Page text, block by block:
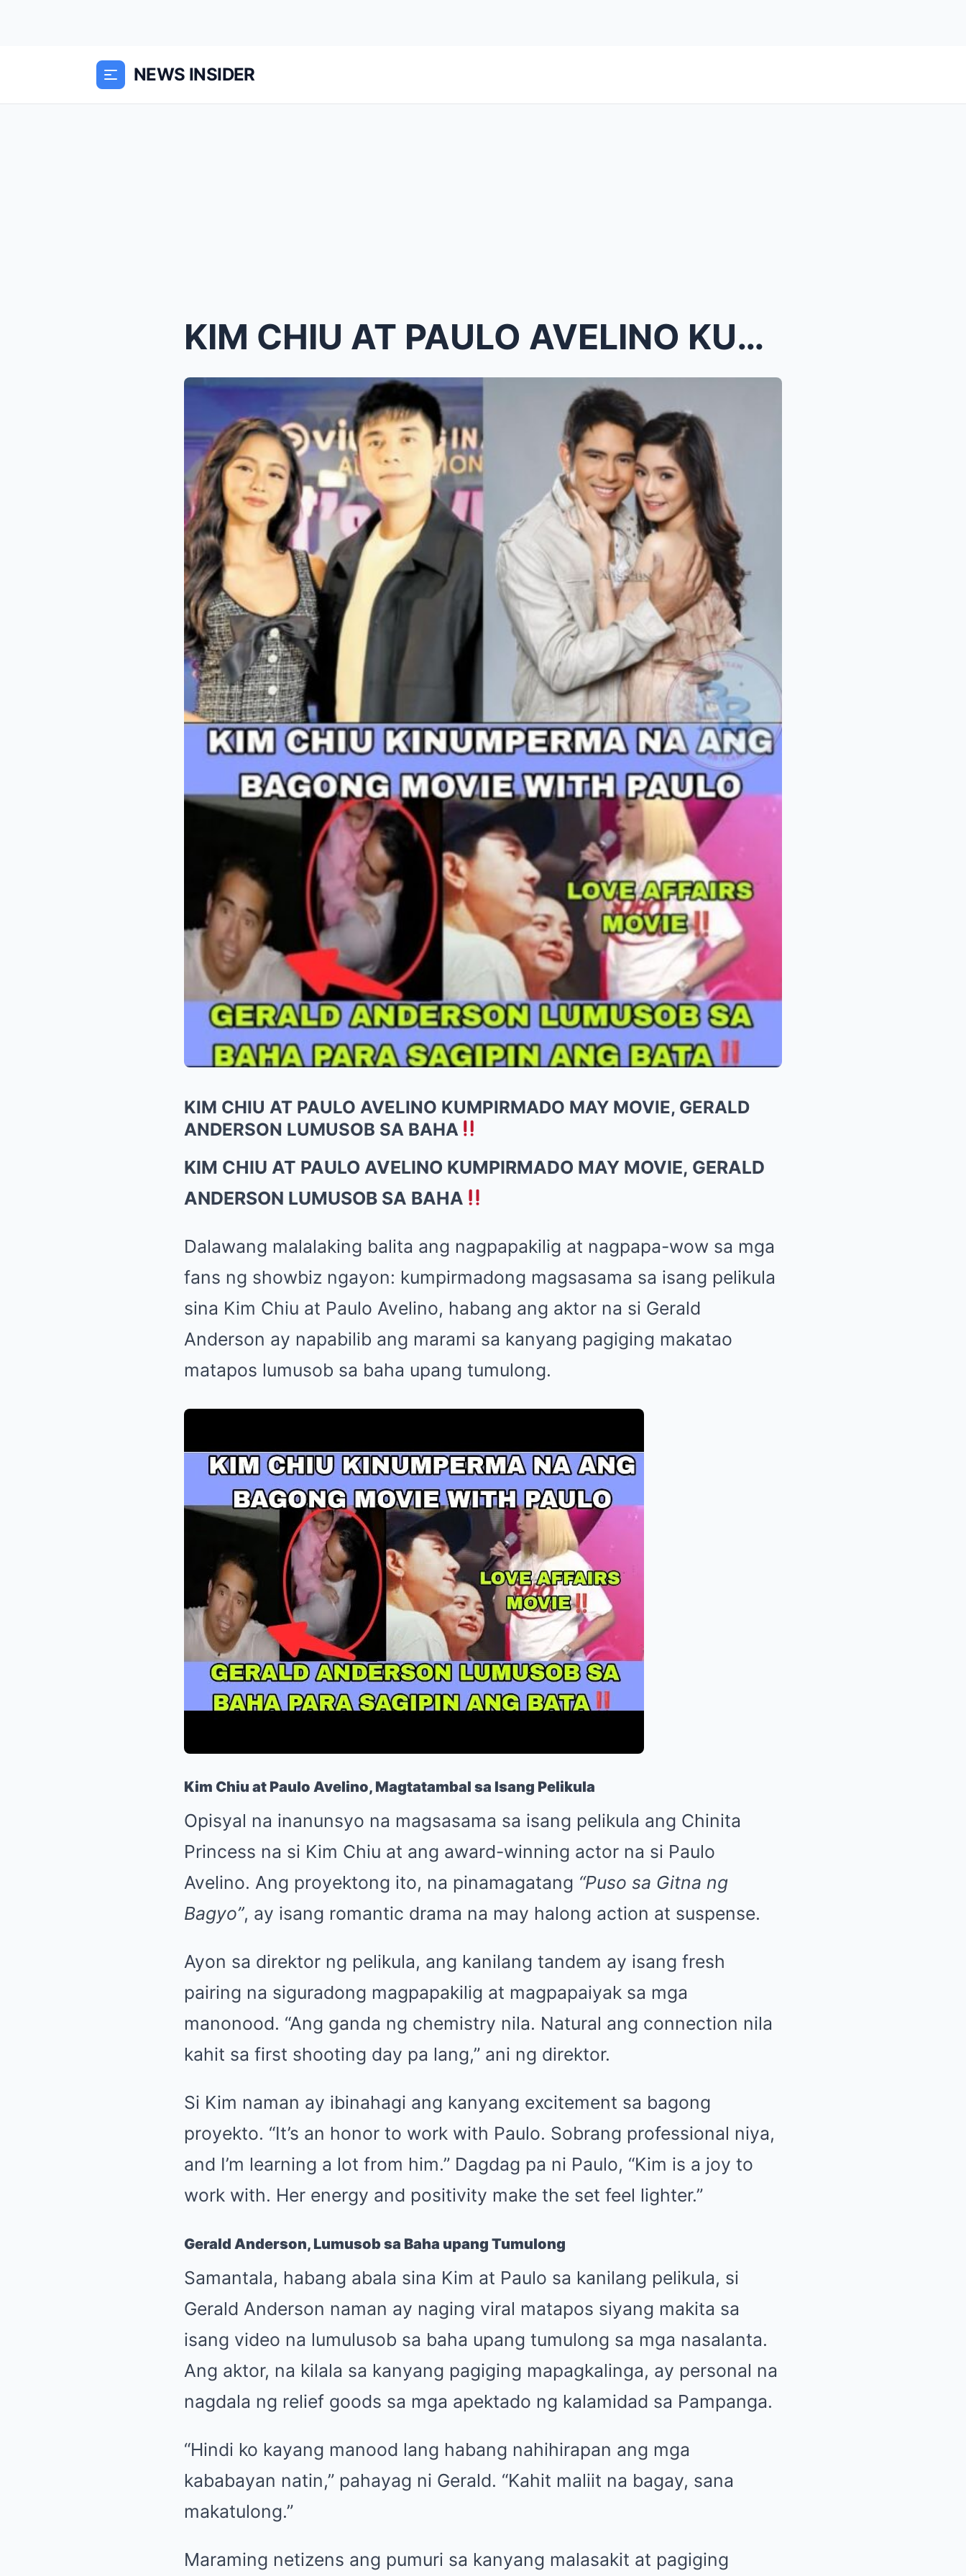
NEWS INSIDER
KIM CHIU AT PAULO AVELINO KUMPIRMADO MAY MOVIE, GE...
KIM CHIU AT PAULO AVELINO KUMPIRMADO MAY MOVIE, GERALD
ANDERSON LUMUSOB SA BAHA
KIM CHIU AT PAULO AVELINO KUMPIRMADO MAY MOVIE, GERALD
ANDERSON LUMUSOB SA BAHA
Dalawang malalaking balita ang nagpapakilig at nagpapa-wow sa mga
fans ng showbiz ngayon: kumpirmadong magsasama sa isang pelikula
sina Kim Chiu at Paulo Avelino, habang ang aktor na si Gerald
Anderson ay napabilib ang marami sa kanyang pagiging makatao
matapos lumusob sa baha upang tumulong.
Kim Chiu at Paulo Avelino, Magtatambal sa Isang Pelikula
Opisyal na inanunsyo na magsasama sa isang pelikula ang Chinita
Princess na si Kim Chiu at ang award-winning actor na si Paulo
Avelino. Ang proyektong ito, na pinamagatang “Puso sa Gitna ng
Bagyo”, ay isang romantic drama na may halong action at suspense.
Ayon sa direktor ng pelikula, ang kanilang tandem ay isang fresh
pairing na siguradong magpapakilig at magpapaiyak sa mga
manonood. “Ang ganda ng chemistry nila. Natural ang connection nila
kahit sa first shooting day pa lang,” ani ng direktor.
Si Kim naman ay ibinahagi ang kanyang excitement sa bagong
proyekto. “It’s an honor to work with Paulo. Sobrang professional niya,
and I’m learning a lot from him.” Dagdag pa ni Paulo, “Kim is a joy to
work with. Her energy and positivity make the set feel lighter.”
Gerald Anderson, Lumusob sa Baha upang Tumulong
Samantala, habang abala sina Kim at Paulo sa kanilang pelikula, si
Gerald Anderson naman ay naging viral matapos siyang makita sa
isang video na lumulusob sa baha upang tumulong sa mga nasalanta.
Ang aktor, na kilala sa kanyang pagiging mapagkalinga, ay personal na
nagdala ng relief goods sa mga apektado ng kalamidad sa Pampanga.
“Hindi ko kayang manood lang habang nahihirapan ang mga
kababayan natin,” pahayag ni Gerald. “Kahit maliit na bagay, sana
makatulong.”
Maraming netizens ang pumuri sa kanyang malasakit at pagiging